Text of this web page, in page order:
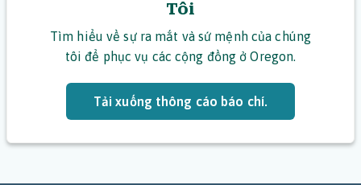
Tôi
Tìm hiểu về sự ra mắt và sứ mệnh của chúng
tôi để phục vụ các cộng đồng ở Oregon.
Tải xuống thông cáo báo chí.